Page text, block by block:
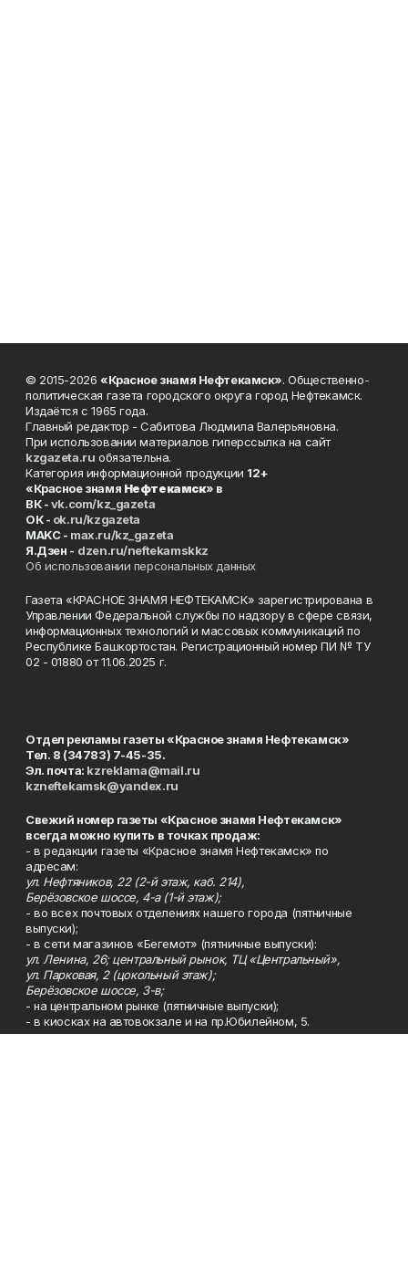
© 2015-2026 «Красное знамя Нефтекамск». Общественно-
политическая газета городского округа город Нефтекамск.
Издаётся с 1965 года.
Главный редактор - Сабитова Людмила Валерьяновна.
При использовании материалов гиперссылка на сайт
kzgazeta.ru обязательна.
Категория информационной продукции 12+
«Красное знамя Нефтекамск» в
ВК -vk.com/kz_gazeta
ОК - ok.ru/kzgazeta
MAKC - max.ru/kz_gazeta
Я.Дзен - dzen.ru/neftekamskkz
Об использовании персональных данных
Газета «КРАСНОЕ ЗНАМЯ НЕФТЕКАМСК» зарегистрирована в
Управлении Федеральной службы по надзору в сфере связи,
информационных технологий и массовых коммуникаций по
Республике Башкортостан. Регистрационный номер ПИ № ТУ
02 - 01880 от 11.06.2025 г.
Отдел рекламы газеты «Красное знамя Нефтекамск»
Тел. 8 (34783) 7-45-35.
Эл. почта: kzreklama@mail.ru
kzneftekamsk@yandex.ru
Свежий номер газеты «Красное знамя Нефтекамск»
всегда можно купить в точках продаж:
- в редакции газеты «Красное знамя Нефтекамск» по
адресам:
ул. Нефтяников, 22 (2-й этаж, каб. 214),
Берёзовское шоссе, 4-а (1-й этаж);
- во всех почтовых отделениях нашего города (пятничные
выпуски);
- в сети магазинов «Бегемот» (пятничные выпуски):
ул. Ленина, 26; центральный рынок, ТЦ «Центральный»,
ул. Парковая, 2 (цокольный этаж);
Берёзовское шоссе, 3-в;
- на центральном рынке (пятничные выпуски);
- в киосках на автовокзале и на пр.Юбилейном, 5.